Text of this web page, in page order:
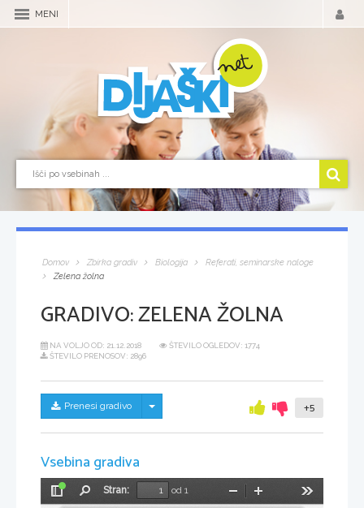
MENI
Domov Zbirka gradiv Biologija
Referati, seminarske naloge
Zelena žolna
GRADIVO:ZELENA ŽOLNA
NA VOLJO OD: 21.12.2018
ŠTEVILO OGLEDOV: 1774
ŠTEVILO PRENOSOV: 2896
Prenesi gradivo Skrij/prikaži meni +5
Vsebina gradiva
Preklopi
Stran:
od 1
Pomanjšaj